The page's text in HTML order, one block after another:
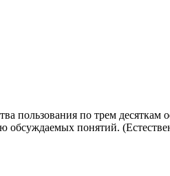
пользования по трем
понятий.